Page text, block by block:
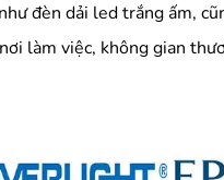
đèn dải led trắng ấm,
làm việc, không gian